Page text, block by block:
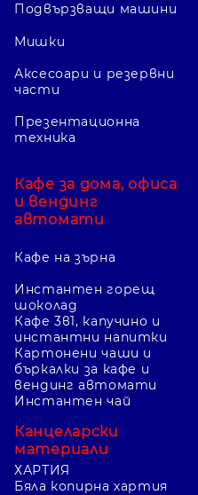
Подвързващи машини
Мишки
Аксесоари и резервни
части
Презентационна
техника
Кафе за дома, офиса
и вендинг
автомати
Кафе на зърна
Инстантен горещ
шоколад
Кафе 3в1, капучино и
инстантни напитки
Картонени чаши и
бъркалки за кафе и
вендинг автомати
Инстантен чай
Канцеларски
материали
ХАРТИЯ
Бяла копирна хартия